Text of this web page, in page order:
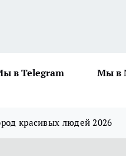
в Telegram Мы в
красивых людей 2026